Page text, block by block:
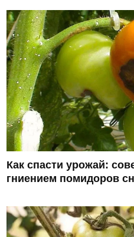
Как спасти урожай:
гниением помидоров